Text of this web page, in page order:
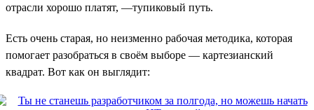
отрасли хорошо платят, —тупиковый путь.
Есть очень старая, но неизменно рабочая методика, которая
помогает разобраться в своём выборе — картезианский
квадрат. Вот как он выглядит: